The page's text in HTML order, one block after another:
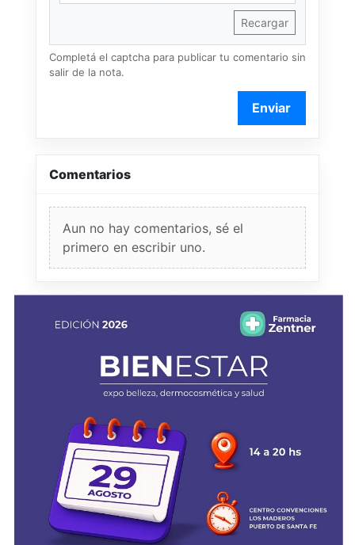
Recargar
Completá el captcha para publicar tu comentario sin
salir de la nota.
Enviar
Comentarios
Aun no hay comentarios, sé el
primero en escribir uno.